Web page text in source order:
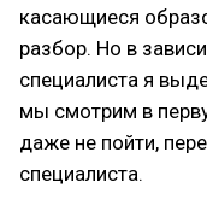
касающиеся
разбор. Но в
специалиста я
мы смотрим в
даже не пойти,
специалиста.